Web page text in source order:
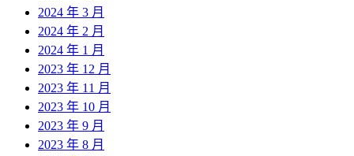
2024 年 3 月
2024 年 2 月
2024 年 1 月
2023 年 12 月
2023 年 11 月
2023 年 10 月
2023 年 9 月
2023 年 8 月